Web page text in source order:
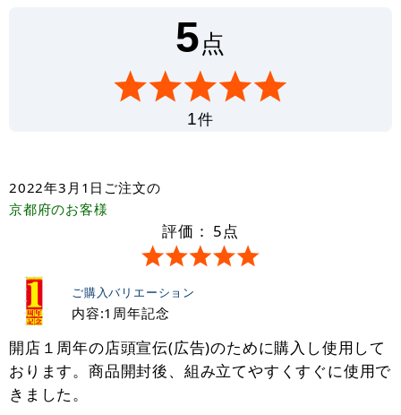
5点
1件
2022年3月1日 ご注文の
京都府のお客様
評価： 5点
ご購入バリエーション
内容:1周年記念
開店１周年の店頭宣伝(広告)のために購入し使用して
おります。商品開封後、組み立てやすくすぐに使用で
きました。